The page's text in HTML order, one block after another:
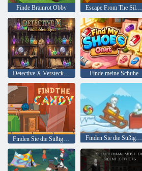
Finde Brainrot Obby Escape From The Silence 2 ein Neuanfang
Detective X Verstecktes Objekt finden Finde meine Schuhe
Finden Sie die Süßigkeit: Winter